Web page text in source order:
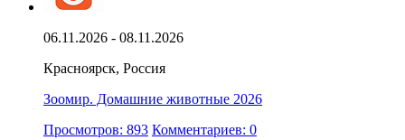
06.11.2026 - 08.11.2026
Красноярск, Россия
Зоомир. Домашние животные 2026
Просмотров: 893 Комментариев: 0